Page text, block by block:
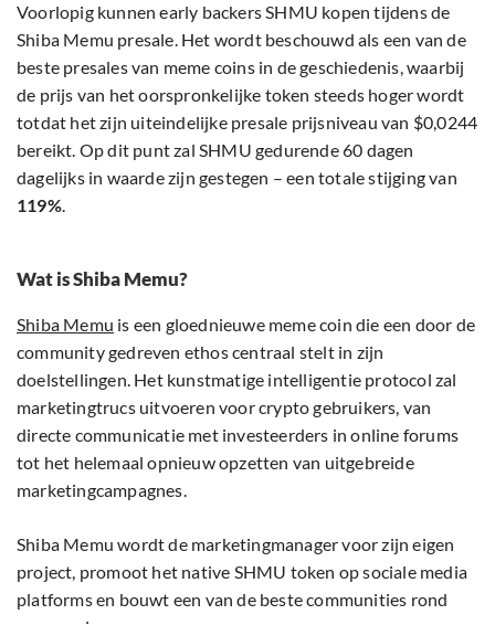
Voorlopig kunnen early backers SHMU kopen tijdens de
Shiba Memu presale. Het wordt beschouwd als een van de
beste presales van meme coins in de geschiedenis, waarbij
de prijs van het oorspronkelijke token steeds hoger wordt
totdat het zijn uiteindelijke presale prijsniveau van $0,0244
bereikt. Op dit punt zal SHMU gedurende 60 dagen
dagelijks in waarde zijn gestegen – een totale stijging van
119%.
Wat is Shiba Memu?
Shiba Memu is een gloednieuwe meme coin die een door de
community gedreven ethos centraal stelt in zijn
doelstellingen. Het kunstmatige intelligentie protocol zal
marketingtrucs uitvoeren voor crypto gebruikers, van
directe communicatie met investeerders in online forums
tot het helemaal opnieuw opzetten van uitgebreide
marketingcampagnes.
Shiba Memu wordt de marketingmanager voor zijn eigen
project, promoot het native SHMU token op sociale media
platforms en bouwt een van de beste communities rond